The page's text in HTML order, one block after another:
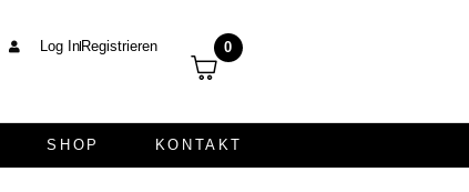
Log InRegistrieren 0
SHOP KONTAKT